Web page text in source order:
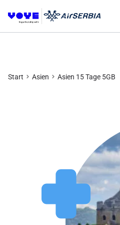
Start Asien Asien 15 Tage 5GB